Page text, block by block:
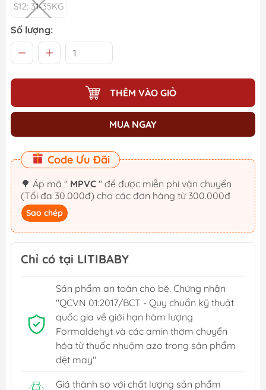
S12: 31-35KG
Số lượng:
THÊM VÀO GIỎ
MUA NGAY
Code Ưu Đãi
🌳 Áp mã " MPVC " để được miễn phí vận chuyển
(Tối đa 30.000đ) cho các đơn hàng từ 300.000đ
Sao chép
Chỉ có tại LITIBABY
Sản phẩm an toàn cho bé. Chứng nhận
"QCVN 01:2017/BCT - Quy chuẩn kỹ thuật
quốc gia về giới hạn hàm lượng
Formaldehyt và các amin thơm chuyển
hóa từ thuốc nhuộm azo trong sản phẩm
dệt may"
Giá thành so với chất lượng sản phẩm